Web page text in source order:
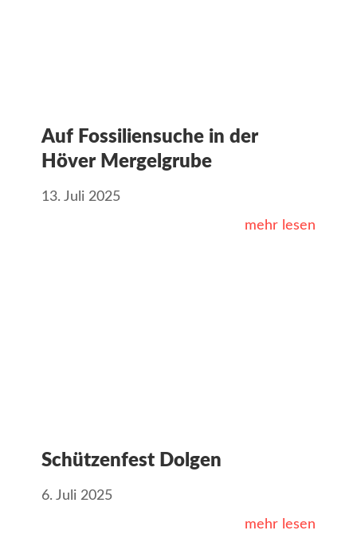
Auf Fossiliensuche in der
Höver Mergelgrube
13. Juli 2025
mehr lesen
Schützenfest Dolgen
6. Juli 2025
mehr lesen